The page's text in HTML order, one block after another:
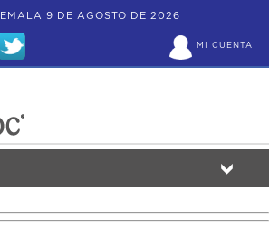
9 DE AGOSTO DE 2026
MI CUENTA